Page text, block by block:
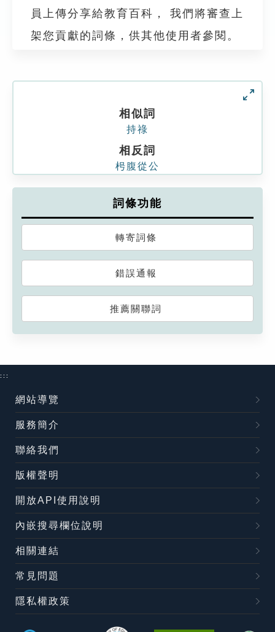
員上傳分享給教育百科， 我們將審查上
架您貢獻的詞條，供其他使用者參閱。
相似詞
持祿
相反詞
枵腹從公
詞條功能
轉寄詞條
錯誤通報
推薦關聯詞
:::
網站導覽
服務簡介
聯絡我們
版權聲明
開放API使用說明
內嵌搜尋欄位說明
相關連結
常見問題
隱私權政策